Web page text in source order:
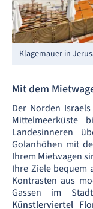
Klagemauer in
Mit dem
Der Norden
Mittelmeerküste
Landesinneren
Golanhöhen mit
Ihrem Mietwagen
Ihre Ziele bequem
Kontrasten aus
Gassen im
Künstlerviertel